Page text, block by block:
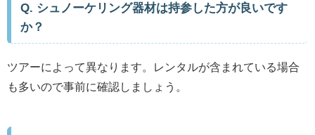
Q. シュノーケリング器材は持参した方が良いです
か？
ツアーによって異なります。レンタルが含まれている場合
も多いので事前に確認しましょう。